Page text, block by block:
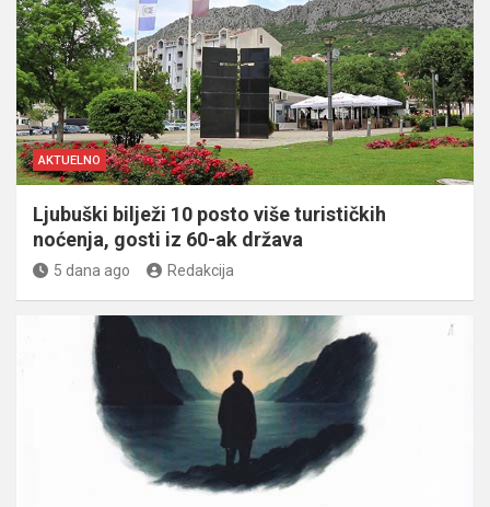
AKTUELNO
Ljubuški bilježi 10 posto više turističkih
noćenja, gosti iz 60-ak država
5 dana ago Redakcija